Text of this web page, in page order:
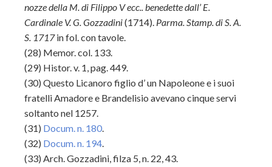
nozze della M. di Filippo V ecc.. benedette dall’ E.
Cardinale V. G. Gozzadini(1714). Parma. Stamp. di S. A.
S. 1717in fol. con tavole.
(28) Memor. col. 133.
(29) Histor. v. 1, pag. 449.
(30) Questo Licanoro figlio d’ un Napoleone e i suoi
fratelli Amadore e Brandelisio avevano cinque servi
soltanto nel 1257.
(31) Docum. n. 180.
(32) Docum. n. 194.
(33) Arch. Gozzadini, filza 5, n. 22, 43.